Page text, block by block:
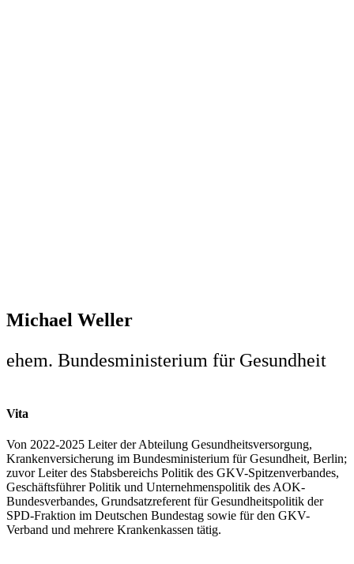
Michael Weller
ehem. Bundesministerium für Gesundheit
Vita
Von 2022-2025 Leiter der Abteilung Gesundheitsversorgung,
Krankenversicherung im Bundesministerium für Gesundheit, Berlin;
zuvor Leiter des Stabsbereichs Politik des GKV-Spitzenverbandes,
Geschäftsführer Politik und Unternehmenspolitik des AOK-
Bundesverbandes, Grundsatzreferent für Gesundheitspolitik der
SPD-Fraktion im Deutschen Bundestag sowie für den GKV-
Verband und mehrere Krankenkassen tätig.